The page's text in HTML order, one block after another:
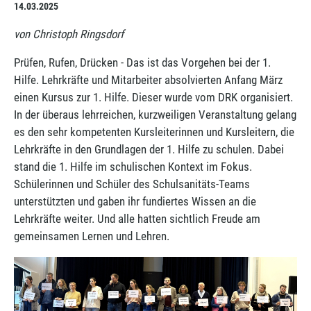
14.03.2025
von Christoph Ringsdorf
Prüfen, Rufen, Drücken - Das ist das Vorgehen bei der 1.
Hilfe. Lehrkräfte und Mitarbeiter absolvierten Anfang März
einen Kursus zur 1. Hilfe. Dieser wurde vom DRK organisiert.
In der überaus lehrreichen, kurzweiligen Veranstaltung gelang
es den sehr kompetenten Kursleiterinnen und Kursleitern, die
Lehrkräfte in den Grundlagen der 1. Hilfe zu schulen. Dabei
stand die 1. Hilfe im schulischen Kontext im Fokus.
Schülerinnen und Schüler des Schulsanitäts-Teams
unterstützten und gaben ihr fundiertes Wissen an die
Lehrkräfte weiter. Und alle hatten sichtlich Freude am
gemeinsamen Lernen und Lehren.